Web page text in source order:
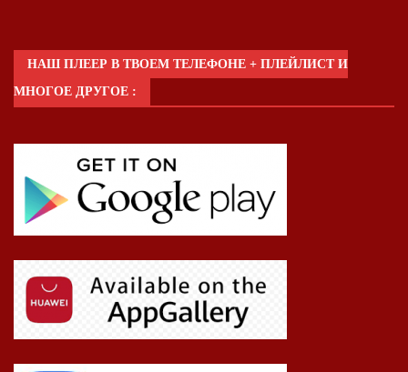
НАШ ПЛЕЕР В ТВОЕМ ТЕЛЕФОНЕ + ПЛЕЙЛИСТ И
МНОГОЕ ДРУГОЕ :